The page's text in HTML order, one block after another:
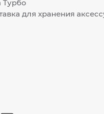
Турбо
для хранения